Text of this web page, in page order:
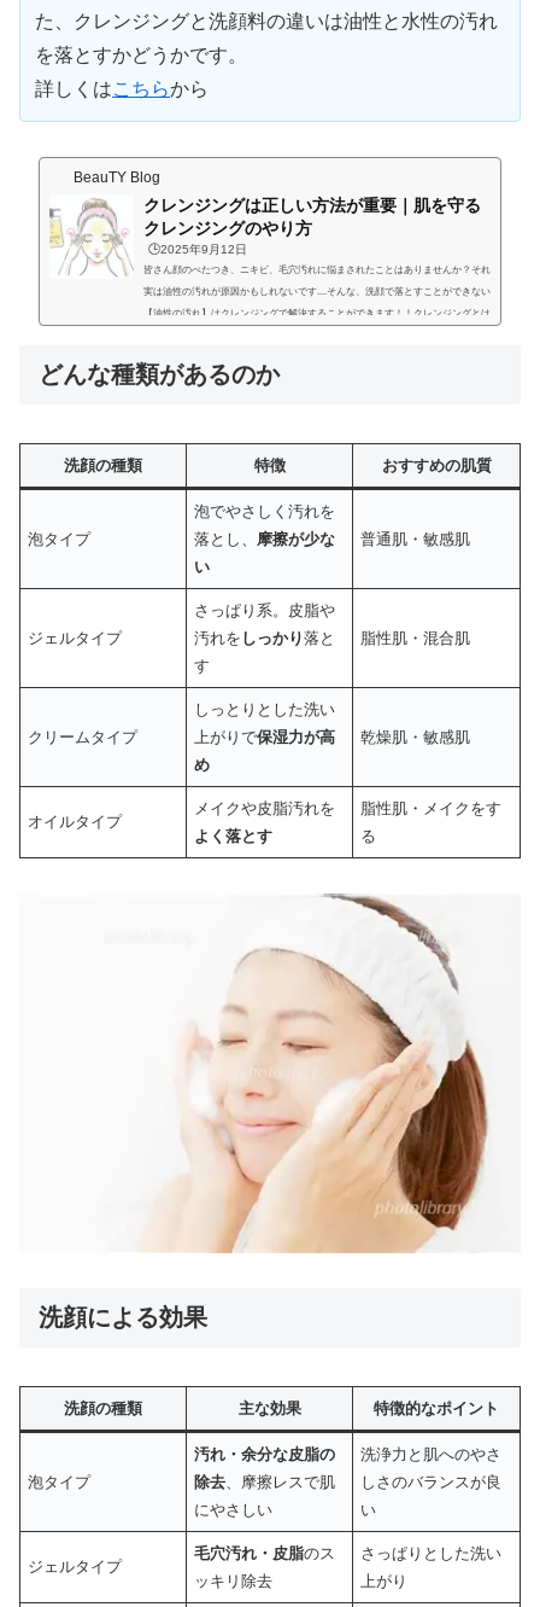
た、クレンジングと洗顔料の違いは油性と水性の汚れ
を落とすかどうかです。
詳しくはこちらから
BeauTY Blog
クレンジングは正しい方法が重要｜肌を守る
クレンジングのやり方
🕒️2025年9月12日
皆さん顔のべたつき、ニキビ、毛穴汚れに悩まされたことはありませんか？それ
実は油性の汚れが原因かもしれないです....そんな、洗顔で落とすことができない
【油性の汚れ】はクレンジングで解決することができます！！クレンジングとは
落とすために使います。洗顔についてはこちらの記事を参考にしてくださいクレ
どんな種類があるのか
洗顔の種類 特徴 おすすめの肌質
泡タイプ
泡でやさしく汚れを
落とし、摩擦が少な
い
普通肌・敏感肌
ジェルタイプ
さっぱり系。皮脂や
汚れを しっかり落と
す
脂性肌・混合肌
クリームタイプ
しっとりとした洗い
上がりで保湿力が高
め
乾燥肌・敏感肌
オイルタイプ
メイクや皮脂汚れを
よく落とす
脂性肌・メイクをす
る
洗顔による効果
洗顔の種類 主な効果 特徴的なポイント
泡タイプ
汚れ・余分な皮脂の
除去、摩擦レスで肌
にやさしい
洗浄力と肌へのやさ
しさのバランスが良
い
ジェルタイプ
毛穴汚れ・皮脂のス
ッキリ除去
さっぱりとした洗い
上がり